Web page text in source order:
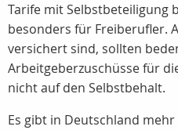
Tarife mit Selbstbeteiligung
besonders für Freiberufler.
versichert sind, sollten
Arbeitgeberzuschüsse für
nicht auf den Selbstbehalt.
Es gibt in Deutschland mehr